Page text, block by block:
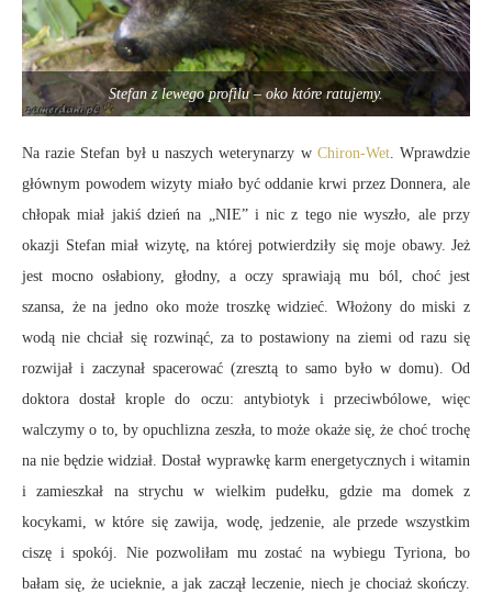
Stefan z lewego profilu – oko które ratujemy.
Na razie Stefan był u naszych weterynarzy w Chiron-Wet. Wprawdzie
głównym powodem wizyty miało być oddanie krwi przez Donnera, ale
chłopak miał jakiś dzień na „NIE” i nic z tego nie wyszło, ale przy
okazji Stefan miał wizytę, na której potwierdziły się moje obawy. Jeż
jest mocno osłabiony, głodny, a oczy sprawiają mu ból, choć jest
szansa, że na jedno oko może troszkę widzieć. Włożony do miski z
wodą nie chciał się rozwinąć, za to postawiony na ziemi od razu się
rozwijał i zaczynał spacerować (zresztą to samo było w domu). Od
doktora dostał krople do oczu: antybiotyk i przeciwbólowe, więc
walczymy o to, by opuchlizna zeszła, to może okaże się, że choć trochę
na nie będzie widział. Dostał wyprawkę karm energetycznych i witamin
i zamieszkał na strychu w wielkim pudełku, gdzie ma domek z
kocykami, w które się zawija, wodę, jedzenie, ale przede wszystkim
ciszę i spokój. Nie pozwoliłam mu zostać na wybiegu Tyriona, bo
bałam się, że ucieknie, a jak zaczął leczenie, niech je chociaż skończy.